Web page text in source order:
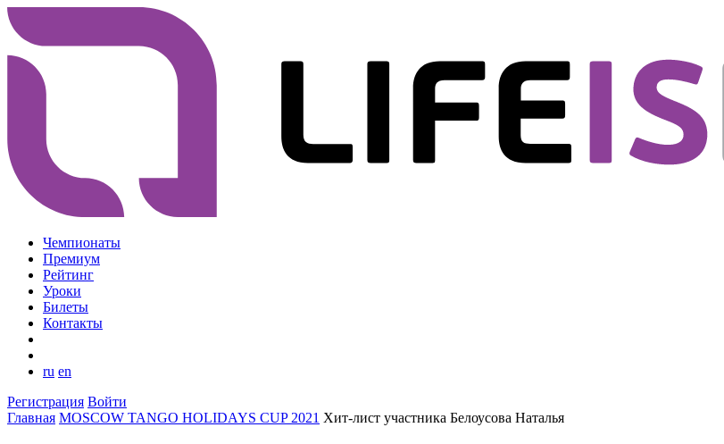
Чемпионаты
Премиум
Рейтинг
Уроки
Билеты
Контакты
ru en
Регистрация Войти
Главная MOSCOW TANGO HOLIDAYS CUP 2021 Хит-лист участника Белоусова Наталья